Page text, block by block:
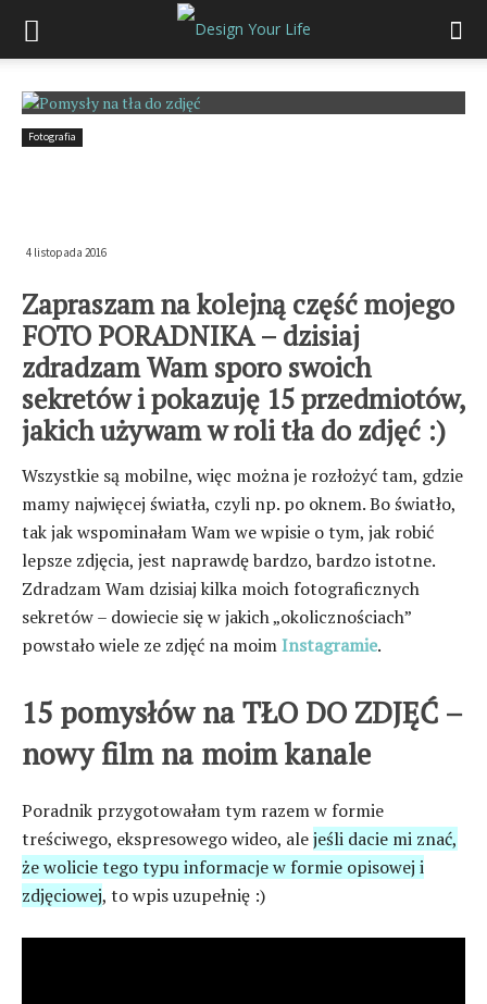
Fotografia
4 listopada 2016
Zapraszam na kolejną część mojego
FOTO PORADNIKA – dzisiaj
zdradzam Wam sporo swoich
sekretów i pokazuję 15 przedmiotów,
jakich używam w roli tła do zdjęć :)
Wszystkie są mobilne, więc można je rozłożyć tam, gdzie
mamy najwięcej światła, czyli np. po oknem. Bo światło,
tak jak wspominałam Wam we wpisie o tym, jak robić
lepsze zdjęcia, jest naprawdę bardzo, bardzo istotne.
Zdradzam Wam dzisiaj kilka moich fotograficznych
sekretów – dowiecie się w jakich „okolicznościach”
powstało wiele ze zdjęć na moimInstagramie.
15 pomysłów na TŁO DO ZDJĘĆ –
nowy film na moim kanale
Poradnik przygotowałam tym razem w formie
treściwego, ekspresowego wideo, alejeśli dacie mi znać,
że wolicie tego typu informacje w formie opisowej i
zdjęciowej, to wpis uzupełnię :)